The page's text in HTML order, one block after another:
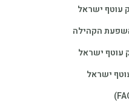
עוטף ישראל
הקהילה
עוטף ישראל
ישראל